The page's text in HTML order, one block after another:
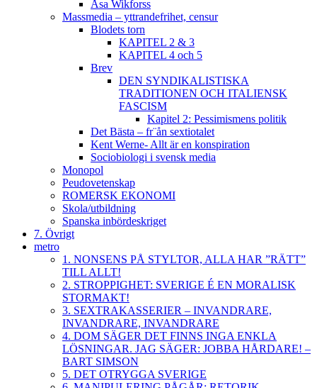
Åsa Wikforss
Massmedia – yttrandefrihet, censur
Blodets torn
KAPITEL 2 & 3
KAPITEL 4 och 5
Brev
DEN SYNDIKALISTISKA
TRADITIONEN OCH ITALIENSK
FASCISM
Kapitel 2: Pessimismens politik
Det Bästa – fr¨ån sextiotalet
Kent Werne- Allt är en konspiration
Sociobiologi i svensk media
Monopol
Peudovetenskap
ROMERSK EKONOMI
Skola/utbildning
Spanska inbördeskriget
7. Övrigt
metro
1. NONSENS PÅ STYLTOR, ALLA HAR ”RÄTT”
TILL ALLT!
2. STROPPIGHET: SVERIGE É EN MORALISK
STORMAKT!
3. SEXTRAKASSERIER – INVANDRARE,
INVANDRARE, INVANDRARE
4. DOM SÄGER DET FINNS INGA ENKLA
LÖSNINGAR. JAG SÄGER: JOBBA HÅRDARE! –
BART SIMSON
5. DET OTRYGGA SVERIGE